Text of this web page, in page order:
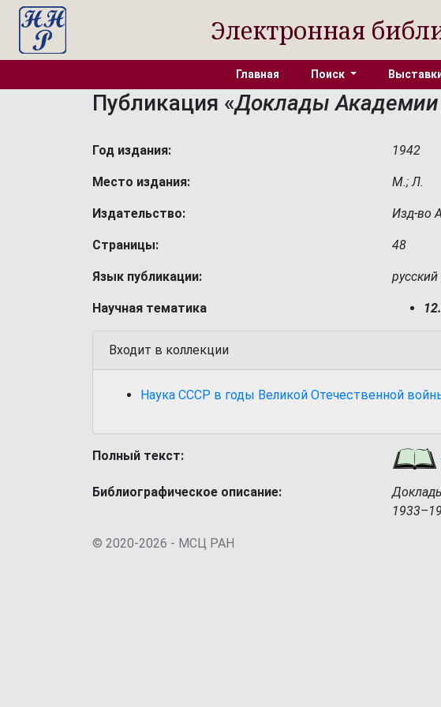
Электронная
Главная Поиск
Публикация «Доклады Академии
Год издания: 1942
Место издания: М.; Л.
Издательство: Изд-во
Страницы: 48
Язык публикации: русский
Научная тематика
Входит в коллекции
Наука СССР в годы Великой Отечественной
Полный текст:
Библиографическое описание:
© 2020-2026 - МСЦ РАН